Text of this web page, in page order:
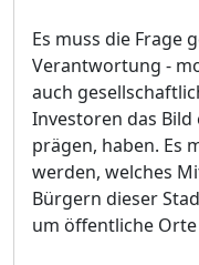
Es muss die Frage
Verantwortung -
auch
Investoren das
prägen, haben. Es
werden, welches
Bürgern dieser
um öffentliche